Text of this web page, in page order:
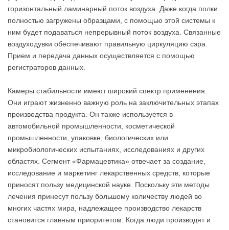
горизонтальный ламинарный поток воздуха. Даже когда полки
полностью загружены образцами, с помощью этой системы к
ним будет подаваться непрерывный поток воздуха. Связанные
воздуходувки обеспечивают правильную циркуляцию сэра.
Прием и передача данных осуществляется с помощью
регистраторов данных.
Камеры стабильности имеют широкий спектр применения.
Они играют жизненно важную роль на заключительных этапах
производства продукта. Он также используется в
автомобильной промышленности, косметической
промышленности, упаковке, биологических или
микробиологических испытаниях, исследованиях и других
областях. Сегмент «Фармацевтика» отвечает за создание,
исследование и маркетинг лекарственных средств, которые
приносят пользу медицинской науке. Поскольку эти методы
лечения принесут пользу большому количеству людей во
многих частях мира, надлежащее производство лекарств
становится главным приоритетом. Когда люди производят и